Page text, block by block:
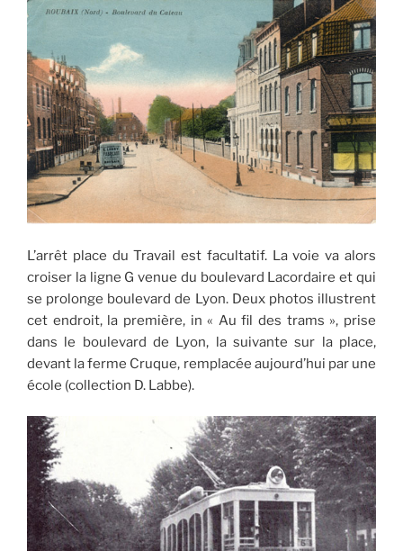
L’arrêt place du Travail est facultatif. La voie va alors
croiser la ligne G venue du boulevard Lacordaire et qui
se prolonge boulevard de Lyon. Deux photos illustrent
cet endroit, la première, in « Au fil des trams », prise
dans le boulevard de Lyon, la suivante sur la place,
devant la ferme Cruque, remplacée aujourd’hui par une
école (collection D. Labbe).